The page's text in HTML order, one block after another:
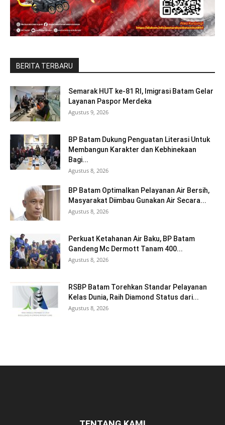
BERITA TERBARU
Semarak HUT ke-81 RI, Imigrasi Batam Gelar
Layanan Paspor Merdeka
Agustus 9, 2026
BP Batam Dukung Penguatan Literasi Untuk
Membangun Karakter dan Kebhinekaan
Bagi...
Agustus 8, 2026
BP Batam Optimalkan Pelayanan Air Bersih,
Masyarakat Diimbau Gunakan Air Secara...
Agustus 8, 2026
Perkuat Ketahanan Air Baku, BP Batam
Gandeng Mc Dermott Tanam 400...
Agustus 8, 2026
RSBP Batam Torehkan Standar Pelayanan
Kelas Dunia, Raih Diamond Status dari...
Agustus 8, 2026